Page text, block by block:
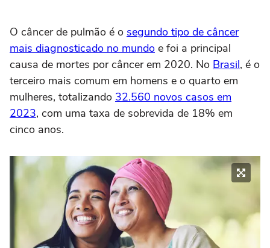
O câncer de pulmão é o segundo tipo de câncer
mais diagnosticado no mundo e foi a principal
causa de mortes por câncer em 2020. No Brasil, é o
terceiro mais comum em homens e o quarto em
mulheres, totalizando 32.560 novos casos em
2023, com uma taxa de sobrevida de 18% em
cinco anos.